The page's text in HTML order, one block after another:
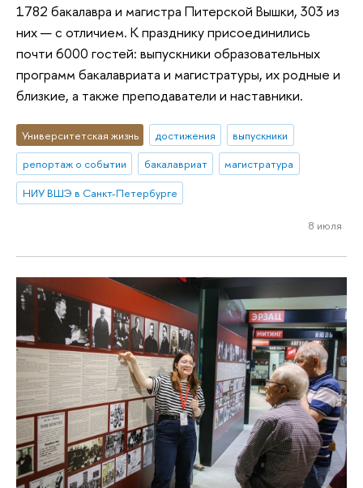
1782 бакалавра и магистра Питерской Вышки, 303 из
них — с отличием. К празднику присоединились
почти 6000 гостей: выпускники образовательных
программ бакалавриата и магистратуры, их родные и
близкие, а также преподаватели и наставники.
Университетская жизнь достижения
выпускники
репортаж о событии
бакалавриат
магистратура
НИУ ВШЭ в Санкт-Петербурге
8 июля